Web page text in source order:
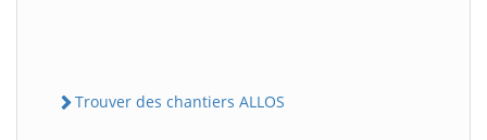
Trouver des chantiers ALLOS